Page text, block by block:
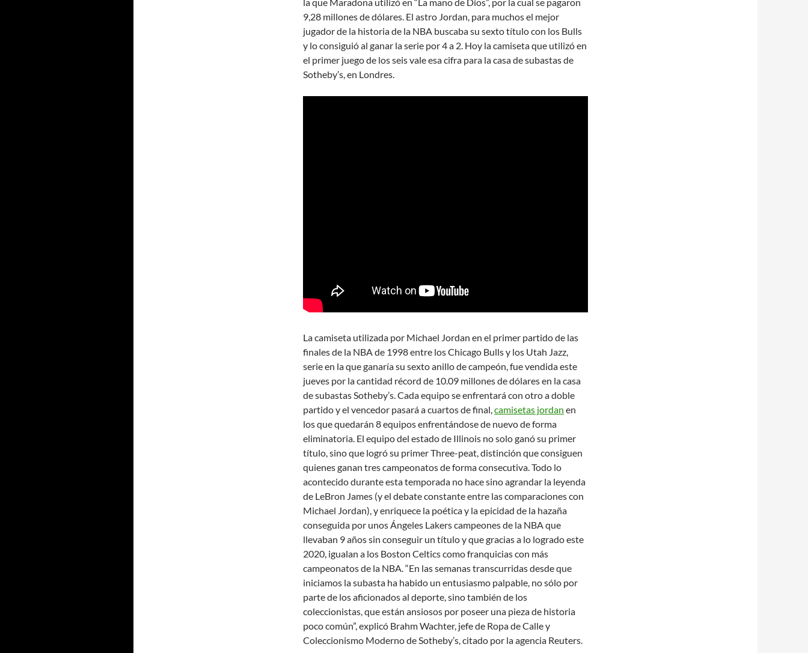
9,28 millones de dólares. El astro Jordan, para muchos el mejor
jugador de la historia de la NBA buscaba su sexto título con los Bulls
y lo consiguió al ganar la serie por 4 a 2. Hoy la camiseta que utilizó en
el primer juego de los seis vale esa cifra para la casa de subastas de
Sotheby’s, en Londres.
La camiseta utilizada por Michael Jordan en el primer partido de las
finales de la NBA de 1998 entre los Chicago Bulls y los Utah Jazz,
serie en la que ganaría su sexto anillo de campeón, fue vendida este
jueves por la cantidad récord de 10.09 millones de dólares en la casa
de subastas Sotheby’s. Cada equipo se enfrentará con otro a doble
partido y el vencedor pasará a cuartos de final,camisetas jordan en
los que quedarán 8 equipos enfrentándose de nuevo de forma
eliminatoria. El equipo del estado de Illinois no solo ganó su primer
título, sino que logró su primer Three-peat, distinción que consiguen
quienes ganan tres campeonatos de forma consecutiva. Todo lo
acontecido durante esta temporada no hace sino agrandar la leyenda
de LeBron James (y el debate constante entre las comparaciones con
Michael Jordan), y enriquece la poética y la epicidad de la hazaña
conseguida por unos Ángeles Lakers campeones de la NBA que
llevaban 9 años sin conseguir un título y que gracias a lo logrado este
2020, igualan a los Boston Celtics como franquicias con más
campeonatos de la NBA. “En las semanas transcurridas desde que
iniciamos la subasta ha habido un entusiasmo palpable, no sólo por
parte de los aficionados al deporte, sino también de los
coleccionistas, que están ansiosos por poseer una pieza de historia
poco común”, explicó Brahm Wachter, jefe de Ropa de Calle y
Coleccionismo Moderno de Sotheby’s, citado por la agencia Reuters.